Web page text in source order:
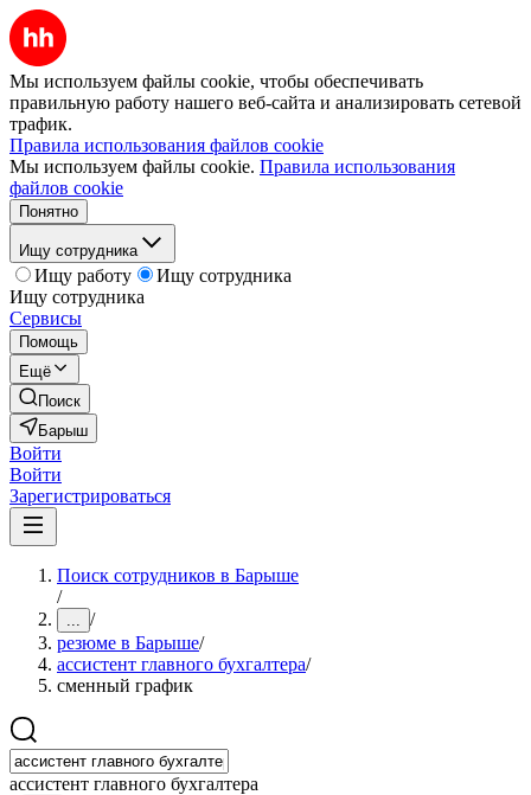
Мы используем файлы cookie, чтобы обеспечивать
правильную работу нашего веб-сайта и анализировать сетевой
трафик.
Правила использования файлов cookie
Мы используем файлы cookie. Правила использования
файлов cookie
Понятно
Ищу сотрудника
Ищу работу
Ищу сотрудника
Ищу сотрудника
Сервисы
Помощь
Ещё
Поиск
Барыш
Войти
Войти
Зарегистрироваться
Поиск сотрудников в Барыше
/
... /
резюме в Барыше/
ассистент главного бухгалтера/
сменный график
ассистент главного бухгалтера